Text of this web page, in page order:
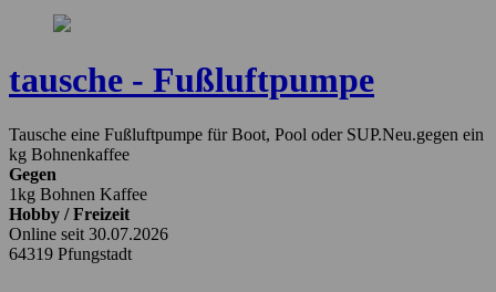
tausche - Fußluftpumpe
Tausche eine Fußluftpumpe für Boot, Pool oder SUP.Neu.gegen ein
kg Bohnenkaffee
Gegen
1kg Bohnen Kaffee
Hobby / Freizeit
Online seit 30.07.2026
64319 Pfungstadt